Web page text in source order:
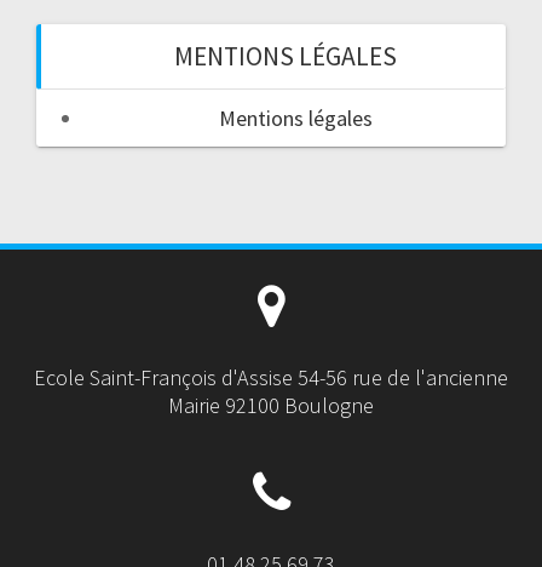
MENTIONS LÉGALES
Mentions légales
Ecole Saint-François d'Assise 54-56 rue de l'ancienne
Mairie 92100 Boulogne